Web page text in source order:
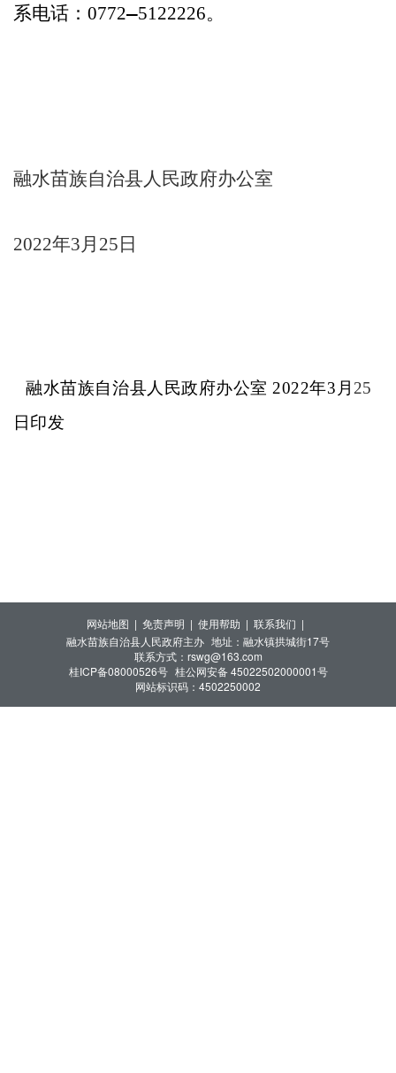
系电话： 0772—5122226。
融水苗族自治县人民政府办公室
2022年3 月 25日
融水苗族自治县人民政府办公室 2022年3 月 25
日印发
网站地图 | 免责声明 | 使用帮助 | 联系我们 |
融水苗族自治县人民政府主办 地址：融水镇拱城街17号
联系方式：rswg@163.com
桂ICP备08000526号 桂公网安备 45022502000001号
网站标识码：4502250002